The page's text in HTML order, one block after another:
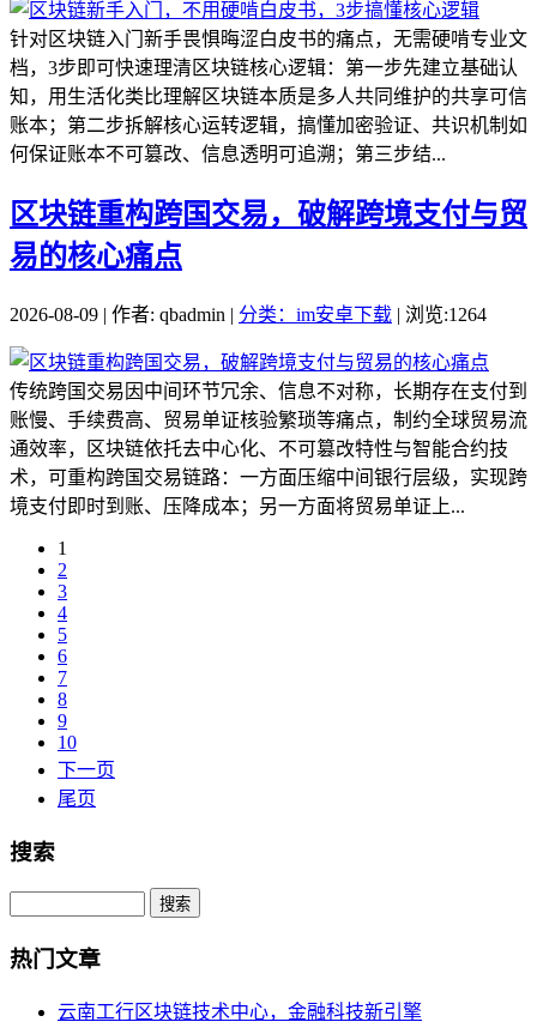
针对区块链入门新手畏惧晦涩白皮书的痛点，无需硬啃专业文
档，3步即可快速理清区块链核心逻辑：第一步先建立基础认
知，用生活化类比理解区块链本质是多人共同维护的共享可信
账本；第二步拆解核心运转逻辑，搞懂加密验证、共识机制如
何保证账本不可篡改、信息透明可追溯；第三步结...
区块链重构跨国交易，破解跨境支付与贸
易的核心痛点
2026-08-09 | 作者: qbadmin | 分类：im安卓下载 | 浏览:1264
传统跨国交易因中间环节冗余、信息不对称，长期存在支付到
账慢、手续费高、贸易单证核验繁琐等痛点，制约全球贸易流
通效率，区块链依托去中心化、不可篡改特性与智能合约技
术，可重构跨国交易链路：一方面压缩中间银行层级，实现跨
境支付即时到账、压降成本；另一方面将贸易单证上...
1
2
3
4
5
6
7
8
9
10
下一页
尾页
搜索
Search
热门文章
云南工行区块链技术中心，金融科技新引擎